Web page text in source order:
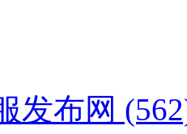
发布网